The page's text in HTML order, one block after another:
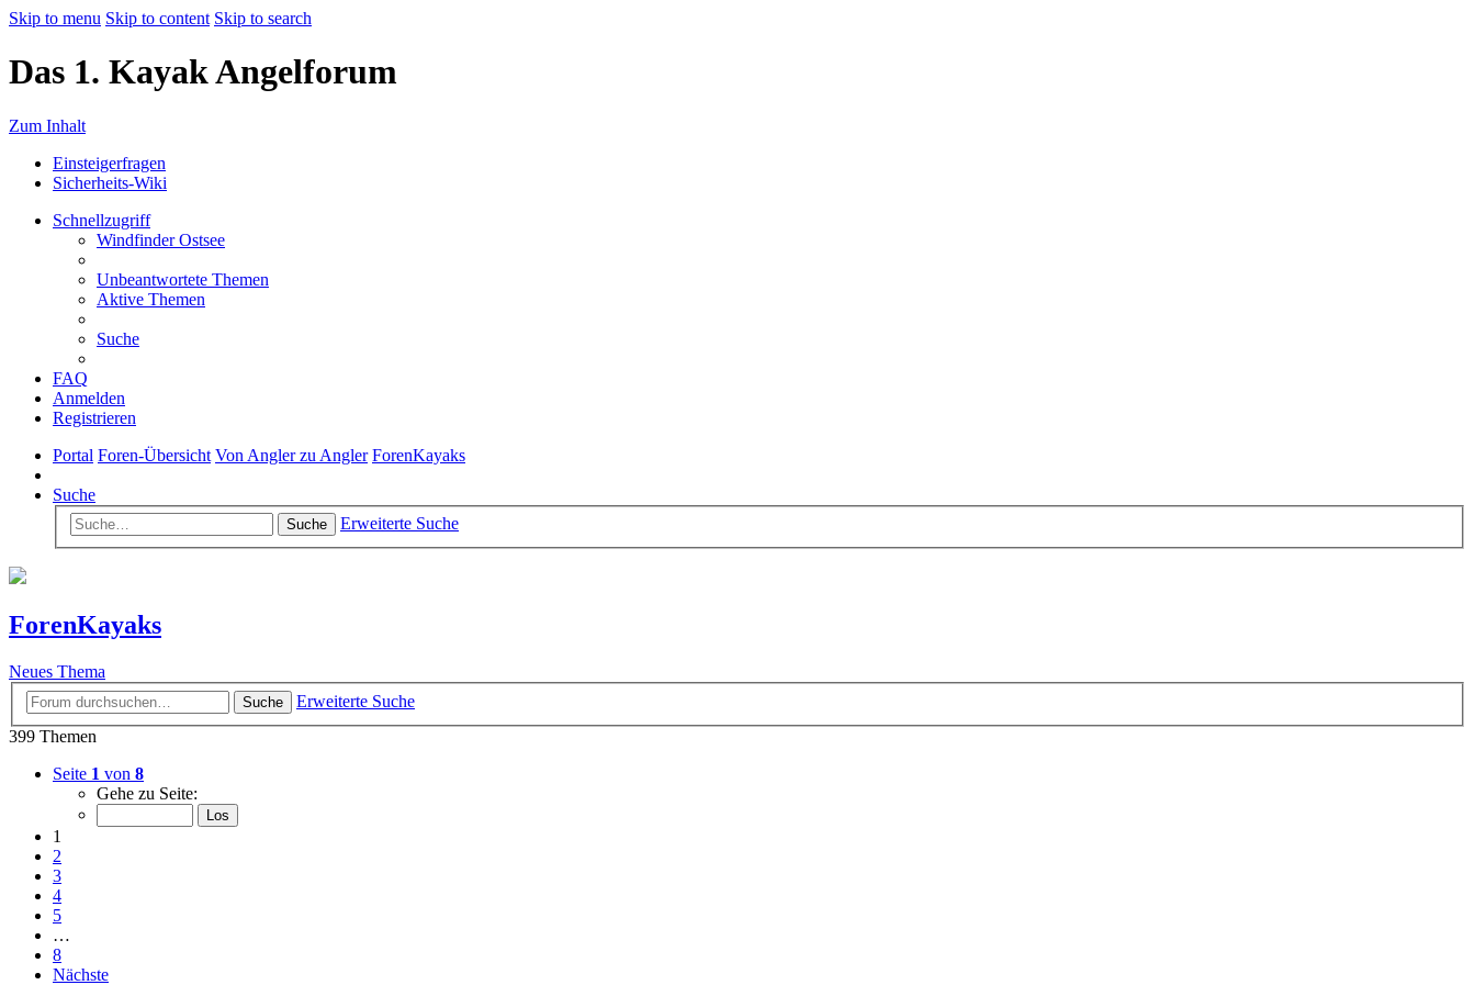
Skip to menu Skip to content Skip to search
Das 1. Kayak Angelforum
Zum Inhalt
Einsteigerfragen
Sicherheits-Wiki
Schnellzugriff
Windfinder Ostsee
Unbeantwortete Themen
Aktive Themen
Suche
FAQ
Anmelden
Registrieren
Portal Foren-Übersicht Von Angler zu Angler ForenKayaks
Suche
Suche Erweiterte Suche
ForenKayaks
Neues Thema
Suche
Erweiterte Suche
399 Themen
Seite 1 von 8
Gehe zu Seite:
1
2
3
4
5
…
8
Nächste